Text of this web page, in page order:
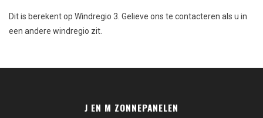
Dit is berekent op Windregio 3. Gelieve ons te contacteren als u in
een andere windregio zit.
J EN M ZONNEPANELEN